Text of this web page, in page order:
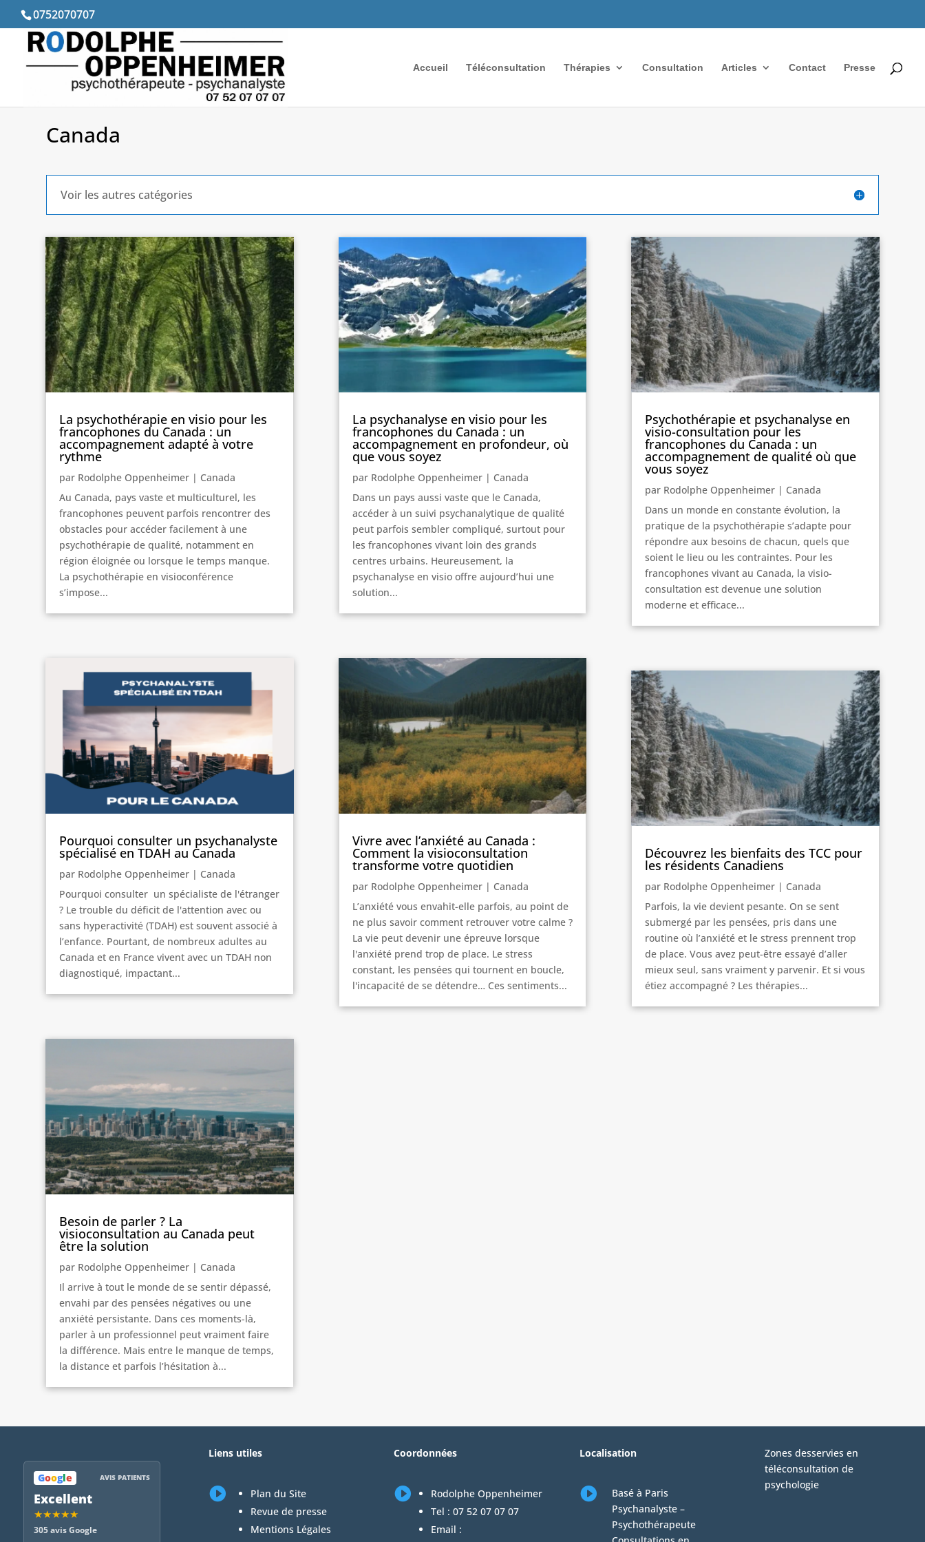
0752070707
Accueil Téléconsultation Thérapies Consultation Articles Contact Presse
Canada
Voir les autres catégories
La psychothérapie en visio pour les
francophones du Canada : un
accompagnement adapté à votre
rythme
par Rodolphe Oppenheimer | Canada
Au Canada, pays vaste et multiculturel, les
francophones peuvent parfois rencontrer des
obstacles pour accéder facilement à une
psychothérapie de qualité, notamment en
région éloignée ou lorsque le temps manque.
La psychothérapie en visioconférence
s’impose...
Pourquoi consulter un psychanalyste
spécialisé en TDAH au Canada
par Rodolphe Oppenheimer | Canada
Pourquoi consulter un spécialiste de l'étranger
? Le trouble du déficit de l'attention avec ou
sans hyperactivité (TDAH) est souvent associé à
l’enfance. Pourtant, de nombreux adultes au
Canada et en France vivent avec un TDAH non
diagnostiqué, impactant...
Besoin de parler ? La
visioconsultation au Canada peut
être la solution
par Rodolphe Oppenheimer | Canada
Il arrive à tout le monde de se sentir dépassé,
envahi par des pensées négatives ou une
anxiété persistante. Dans ces moments-là,
parler à un professionnel peut vraiment faire
la différence. Mais entre le manque de temps,
la distance et parfois l’hésitation à...
La psychanalyse en visio pour les
francophones du Canada : un
accompagnement en profondeur, où
que vous soyez
par Rodolphe Oppenheimer| Canada
Dans un pays aussi vaste que le Canada,
accéder à un suivi psychanalytique de qualité
peut parfois sembler compliqué, surtout pour
les francophones vivant loin des grands
centres urbains. Heureusement, la
psychanalyse en visio offre aujourd’hui une
solution...
Vivre avec l’anxiété au Canada :
Comment la visioconsultation
transforme votre quotidien
par Rodolphe Oppenheimer| Canada
L’anxiété vous envahit-elle parfois, au point de
ne plus savoir comment retrouver votre calme ?
La vie peut devenir une épreuve lorsque
l'anxiété prend trop de place. Le stress
constant, les pensées qui tournent en boucle,
l'incapacité de se détendre… Ces sentiments...
Psychothérapie et psychanalyse en
visio-consultation pour les
francophones du Canada : un
accompagnement de qualité où que
vous soyez
par Rodolphe Oppenheimer| Canada
Dans un monde en constante évolution, la
pratique de la psychothérapie s’adapte pour
répondre aux besoins de chacun, quels que
soient le lieu ou les contraintes. Pour les
francophones vivant au Canada, la visio-
consultation est devenue une solution
moderne et efficace...
Découvrez les bienfaits des TCC pour
les résidents Canadiens
par Rodolphe Oppenheimer| Canada
Parfois, la vie devient pesante. On se sent
submergé par les pensées, pris dans une
routine où l’anxiété et le stress prennent trop
de place. Vous avez peut-être essayé d’aller
mieux seul, sans vraiment y parvenir. Et si vous
étiez accompagné ? Les thérapies...
Google AVIS PATIENTS
Excellent
★★★★★
305 avis Google
Liens utiles

Plan du Site
Revue de presse
Mentions Légales
Coordonnées

Rodolphe Oppenheimer
Tel :07 52 07 07 07
Email :
Localisation

Basé à Paris
Psychanalyste –
Psychothérapeute
Zones desservies en
téléconsultation de
psychologie